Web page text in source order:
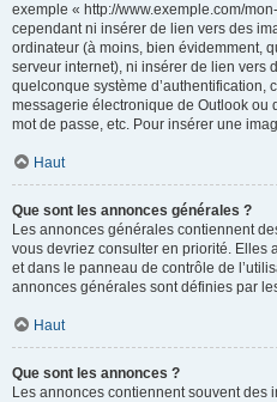
exemple « http://www.exemple.com/
cependant ni insérer de lien vers des
ordinateur (à moins, bien évidemment,
serveur internet), ni insérer de lien vers
quelconque système d’authentification,
messagerie électronique de Outlook ou
mot de passe, etc. Pour insérer une
Haut
Que sont les annonces générales ?
Les annonces générales contiennent
vous devriez consulter en priorité. Elles
et dans le panneau de contrôle de
annonces générales sont définies par
Haut
Que sont les annonces ?
Les annonces contiennent souvent des